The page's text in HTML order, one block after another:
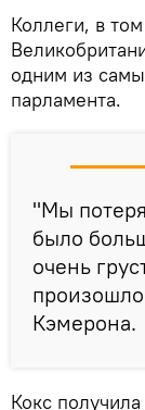
Коллеги, в
одним из
парламента.
"Мы
было
очень
Кэмерона.
Кокс